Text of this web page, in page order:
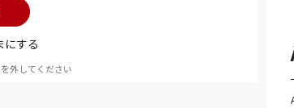
にする
外してください